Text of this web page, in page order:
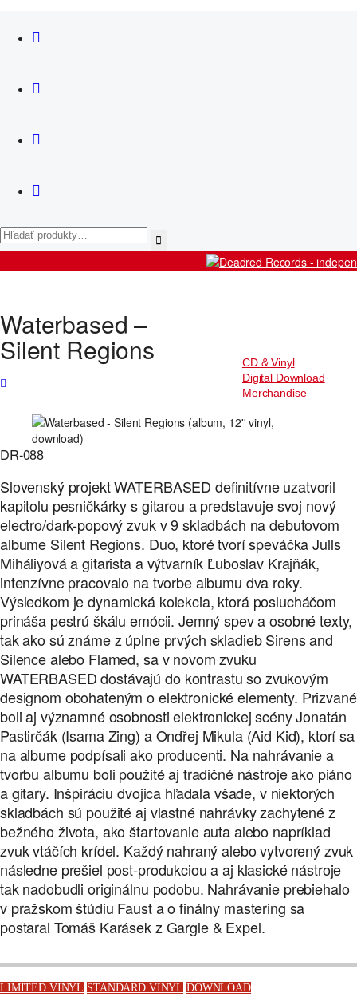
CD & Vinyl
Digital Download
Merchandise
Waterbased –
Silent Regions
DR-088
Slovenský projekt WATERBASED definitívne uzatvoril
kapitolu pesničkárky s gitarou a predstavuje svoj nový
electro/dark-popový zvuk v 9 skladbách na debutovom
albume Silent Regions. Duo, ktoré tvorí speváčka Julls
Miháliyová a gitarista a výtvarník Ľuboslav Krajňák,
intenzívne pracovalo na tvorbe albumu dva roky.
Výsledkom je dynamická kolekcia, ktorá poslucháčom
prináša pestrú škálu emócii. Jemný spev a osobné texty,
tak ako sú známe z úplne prvých skladieb Sirens and
Silence alebo Flamed, sa v novom zvuku
WATERBASED dostávajú do kontrastu so zvukovým
designom obohateným o elektronické elementy. Prizvané
boli aj významné osobnosti elektronickej scény Jonatán
Pastirčák (Isama Zing) a Ondřej Mikula (Aid Kid), ktorí sa
na albume podpísali ako producenti. Na nahrávanie a
tvorbu albumu boli použité aj tradičné nástroje ako piáno
a gitary. Inšpiráciu dvojica hľadala všade, v niektorých
skladbách sú použité aj vlastné nahrávky zachytené z
bežného života, ako štartovanie auta alebo napríklad
zvuk vtáčích krídel. Každý nahraný alebo vytvorený zvuk
následne prešiel post-produkciou a aj klasické nástroje
tak nadobudli originálnu podobu. Nahrávanie prebiehalo
v pražskom štúdiu Faust a o finálny mastering sa
postaral Tomáš Karásek z Gargle & Expel.
LIMITED VINYL STANDARD VINYL DOWNLOAD